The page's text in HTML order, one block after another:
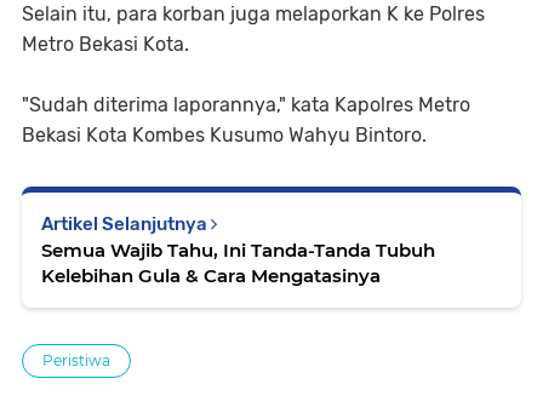
Selain itu, para korban juga melaporkan K ke Polres
Metro Bekasi Kota.
"Sudah diterima laporannya," kata Kapolres Metro
Bekasi Kota Kombes Kusumo Wahyu Bintoro.
Artikel Selanjutnya
Semua Wajib Tahu, Ini Tanda-Tanda Tubuh
Kelebihan Gula & Cara Mengatasinya
Peristiwa